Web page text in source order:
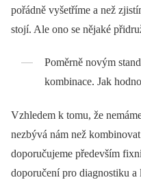
pořádně vyšetříme a než
stojí. Ale ono se nějaké
Poměrně novým
kombinace. Jak
Vzhledem k tomu, že
nezbývá nám než
doporučujeme především
doporučení pro diagnostiku a